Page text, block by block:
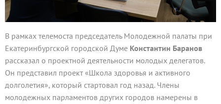
В рамках телемоста председатель Молодежной палаты при
Екатеринбургской городской Думе Константин Баранов
рассказал о проектной деятельности молодых делегатов.
Он представил проект «Школа здоровья и активного
долголетия», который стартовал год назад. Члены
молодежных парламентов других городов намерены в